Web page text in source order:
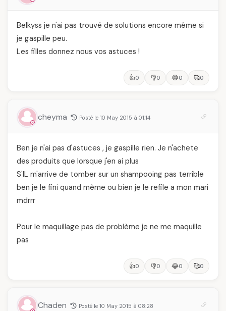
Belkyss je n'ai pas trouvé de solutions encore même si
je gaspille peu.
Les filles donnez nous vos astuces !
👍0 👎0 😂0 🥰0
cheyma Posté le 10 May 2015 à 01:14
Ben je n'ai pas d'astuces , je gaspille rien. Je n'achete
des produits que lorsque j'en ai plus
S'IL m'arrive de tomber sur un shampooing pas terrible
ben je le fini quand même ou bien je le refile a mon mari
mdrrr
Pour le maquillage pas de problème je ne me maquille
pas
👍0 👎0 😂0 🥰0
Chaden Posté le 10 May 2015 à 08:28